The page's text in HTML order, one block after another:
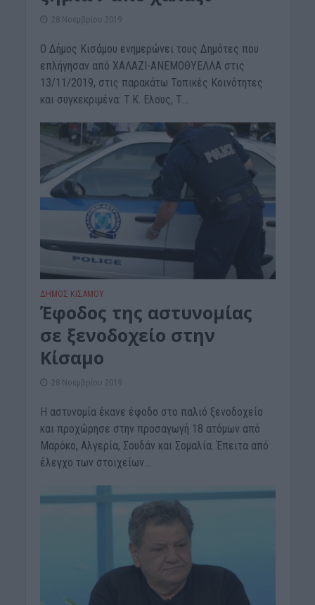
28 Νοεμβρίου 2019
Ο Δήμος Κισάμου ενημερώνει τους Δημότες που
επλήγησαν από ΧΑΛΑΖΙ-ΑΝΕΜΟΘΥΕΛΛΑ στις
13/11/2019, στις παρακάτω Τοπικές Κοινότητες
και συγκεκριμένα: Τ.Κ. Ελους, Τ...
ΔΉΜΟΣ ΚΙΣΆΜΟΥ
Έφοδος της αστυνομίας
σε ξενοδοχείο στην
Κίσαμο
28 Νοεμβρίου 2019
Η αστυνομία έκανε έφοδο στο παλιό ξενοδοχείο
και προχώρησε στην προσαγωγή 18 ατόμων από
Μαρόκο, Αλγερία, Σουδάν και Σομαλία. Έπειτα από
έλεγχο των στοιχείων...